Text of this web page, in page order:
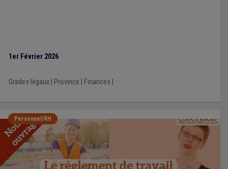
1er Février 2026
Grades légaux| Province Finances
Personnel/RH